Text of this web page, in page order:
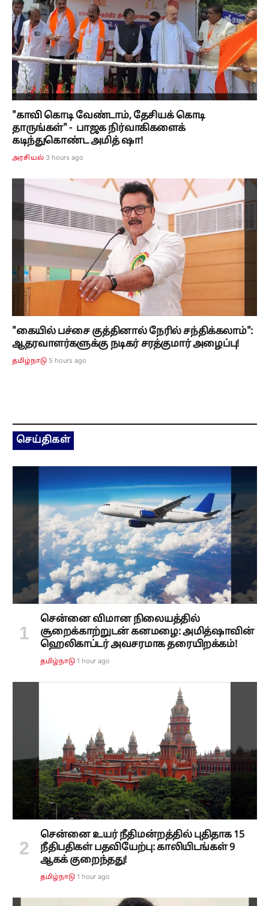
"காவி கொடி வேண்டாம், தேசியக் கொடி
தாருங்கள்" - பாஜக நிர்வாகிகளைக்
கடிந்துகொண்ட அமித் ஷா!
அரசியல் 3 hours ago
"கையில் பச்சை குத்தினால் நேரில் சந்திக்கலாம்":
ஆதரவாளர்களுக்கு நடிகர் சரத்குமார் அழைப்பு!
தமிழ்நாடு 5 hours ago
செய்திகள்
சென்னை விமான நிலையத்தில்
சூறைக்காற்றுடன் கனமழை: அமித்ஷாவின்
ஹெலிகாப்டர் அவசரமாக தரையிறக்கம்!
தமிழ்நாடு 1 hour ago
சென்னை உயர் நீதிமன்றத்தில் புதிதாக 15
நீதிபதிகள் பதவியேற்பு: காலியிடங்கள் 9
ஆகக் குறைந்தது!
தமிழ்நாடு 1 hour ago